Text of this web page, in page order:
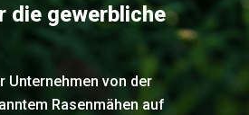
die gewerbliche
Unternehmen von der
Rasenmähen auf